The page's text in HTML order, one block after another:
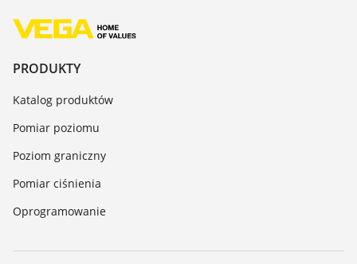
PRODUKTY
Katalog produktów
Pomiar poziomu
Poziom graniczny
Pomiar ciśnienia
Oprogramowanie